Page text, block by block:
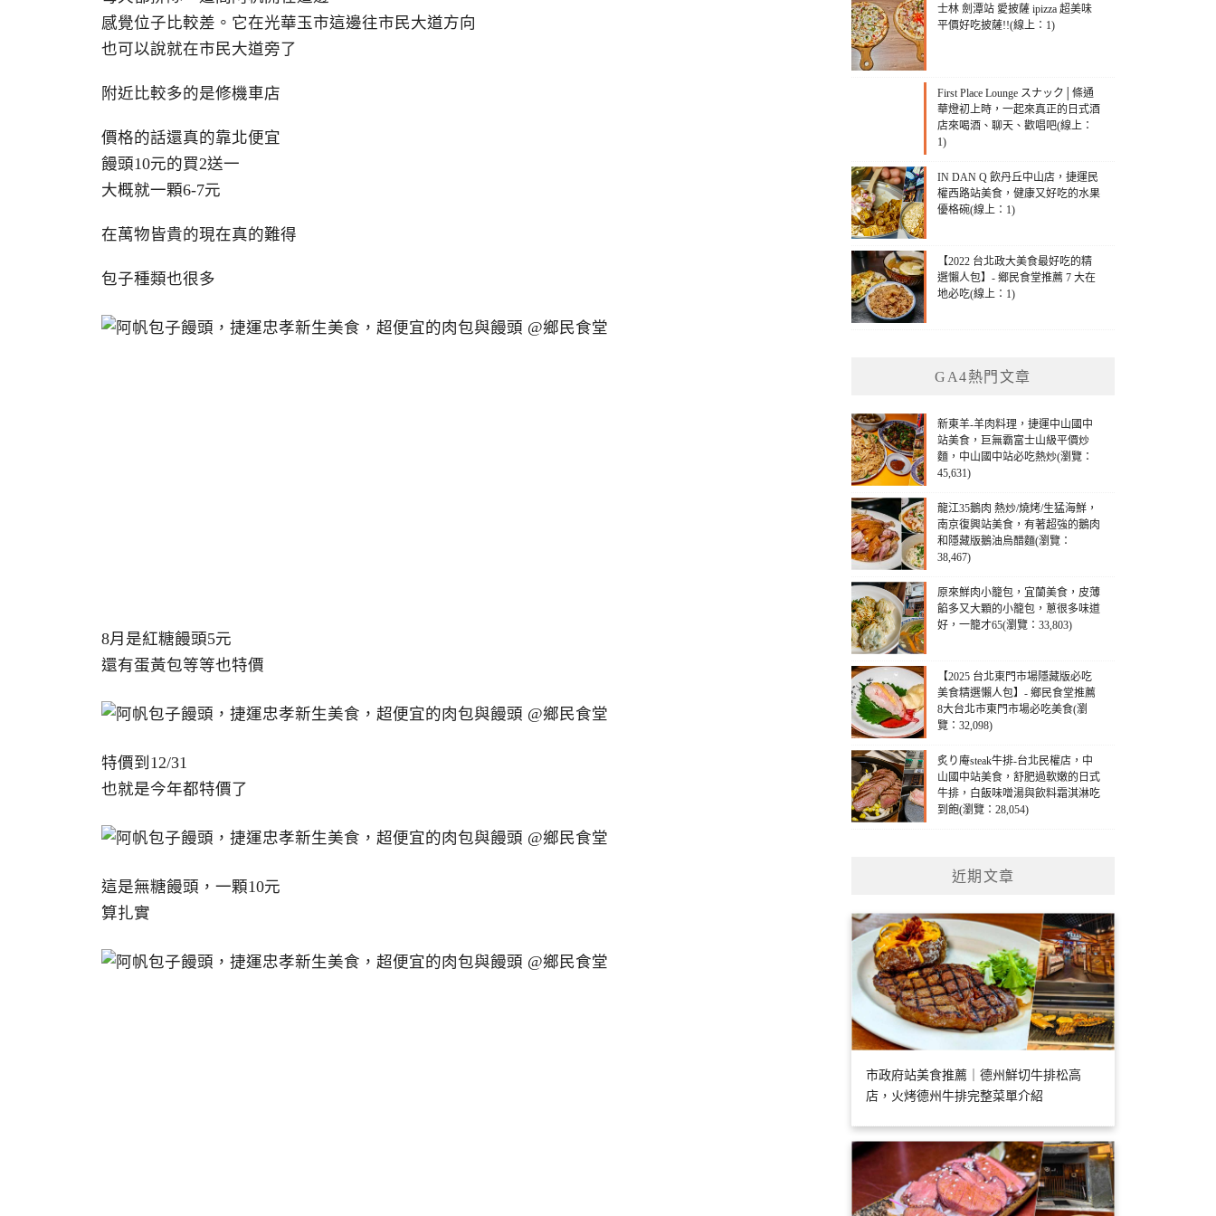
感覺位子比較差。它在光華玉市這邊往市民大道方向
也可以說就在市民大道旁了
附近比較多的是修機車店
價格的話還真的靠北便宜
饅頭10元的買2送一
大概就一顆6-7元
在萬物皆貴的現在真的難得
包子種類也很多
8月是紅糖饅頭5元
還有蛋黃包等等也特價
特價到12/31
也就是今年都特價了
這是無糖饅頭，一顆10元
算扎實
士林 劍潭站 愛披薩 ipizza 超美味
平價好吃披薩!!(線上：1)
First Place Lounge スナック│條通
華燈初上時，一起來真正的日式酒
店來喝酒、聊天、歡唱吧(線上：
1)
IN DAN Q 飲丹丘中山店，捷運民
權西路站美食，健康又好吃的水果
優格碗(線上：1)
【2022 台北政大美食最好吃的精
選懶人包】- 鄉民食堂推薦 7 大在
地必吃(線上：1)
GA4熱門文章
新東羊-羊肉料理，捷運中山國中
站美食，巨無霸富士山級平價炒
麵，中山國中站必吃熱炒(瀏覽：
45,631)
龍江35鵝肉 熱炒/燒烤/生猛海鮮，
南京復興站美食，有著超強的鵝肉
和隱藏版鵝油烏醋麵(瀏覽：
38,467)
原來鮮肉小籠包，宜蘭美食，皮薄
餡多又大顆的小籠包，蔥很多味道
好，一籠才65(瀏覽：33,803)
【2025 台北東門市場隱藏版必吃
美食精選懶人包】- 鄉民食堂推薦
8大台北市東門市場必吃美食(瀏
覽：32,098)
炙り庵steak牛排-台北民權店，中
山國中站美食，舒肥過軟嫩的日式
牛排，白飯味噌湯與飲料霜淇淋吃
到飽(瀏覽：28,054)
近期文章
市政府站美食推薦｜德州鮮切牛排松高
店，火烤德州牛排完整菜單介紹